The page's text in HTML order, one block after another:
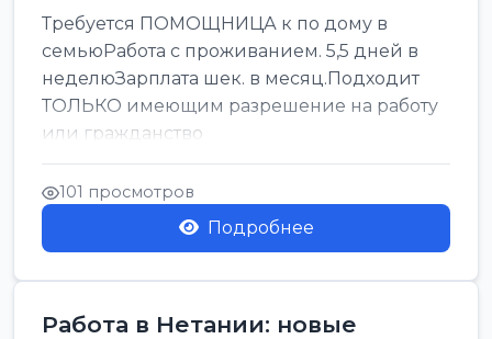
Требуется ПОМОЩНИЦА к по дому в
семьюРабота с проживанием. 5,5 дней в
неделюЗарплата шек. в месяц.Подходит
ТОЛЬКО имеющим разрешение на работу
или гражданство
101 просмотров
Подробнее
Работа в Нетании: новые